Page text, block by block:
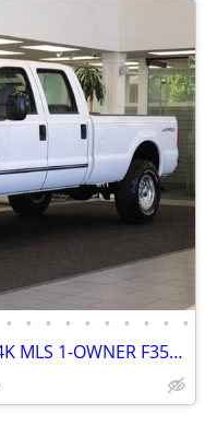
• • • • • • • • • •
1999 FORD F-350 7.3L 6-SPEED 34K MLS 1-OWNER F350 F250 2000 2001 2002